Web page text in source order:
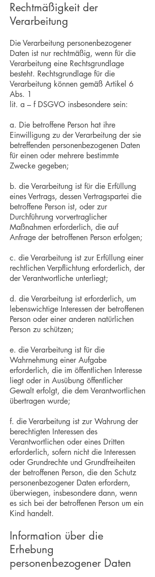
Rechtmäßigkeit der
Verarbeitung
Die Verarbeitung personenbezogener
Daten ist nur rechtmäßig, wenn für die
Verarbeitung eine Rechtsgrundlage
besteht. Rechtsgrundlage für die
Verarbeitung können gemäß Artikel 6
Abs. 1
lit. a – f DSGVO insbesondere sein:
a. Die betroffene Person hat ihre
Einwilligung zu der Verarbeitung der sie
betreffenden personenbezogenen Daten
für einen oder mehrere bestimmte
Zwecke gegeben;
b. die Verarbeitung ist für die Erfüllung
eines Vertrags, dessen Vertragspartei die
betroffene Person ist, oder zur
Durchführung vorvertraglicher
Maßnahmen erforderlich, die auf
Anfrage der betroffenen Person erfolgen;
c. die Verarbeitung ist zur Erfüllung einer
rechtlichen Verpflichtung erforderlich, der
der Verantwortliche unterliegt;
d. die Verarbeitung ist erforderlich, um
lebenswichtige Interessen der betroffenen
Person oder einer anderen natürlichen
Person zu schützen;
e. die Verarbeitung ist für die
Wahrnehmung einer Aufgabe
erforderlich, die im öffentlichen Interesse
liegt oder in Ausübung öffentlicher
Gewalt erfolgt, die dem Verantwortlichen
übertragen wurde;
f. die Verarbeitung ist zur Wahrung der
berechtigten Interessen des
Verantwortlichen oder eines Dritten
erforderlich, sofern nicht die Interessen
oder Grundrechte und Grundfreiheiten
der betroffenen Person, die den Schutz
personenbezogener Daten erfordern,
überwiegen, insbesondere dann, wenn
es sich bei der betroffenen Person um ein
Kind handelt.
Information über die
Erhebung
personenbezogener Daten